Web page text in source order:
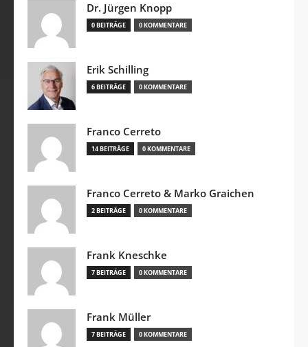
Dr. Jürgen Knopp
0 BEITRÄGE 0 KOMMENTARE
Erik Schilling
6 BEITRÄGE 0 KOMMENTARE
Franco Cerreto
14 BEITRÄGE 0 KOMMENTARE
Franco Cerreto & Marko Graichen
2 BEITRÄGE 0 KOMMENTARE
Frank Kneschke
7 BEITRÄGE 0 KOMMENTARE
Frank Müller
7 BEITRÄGE 0 KOMMENTARE